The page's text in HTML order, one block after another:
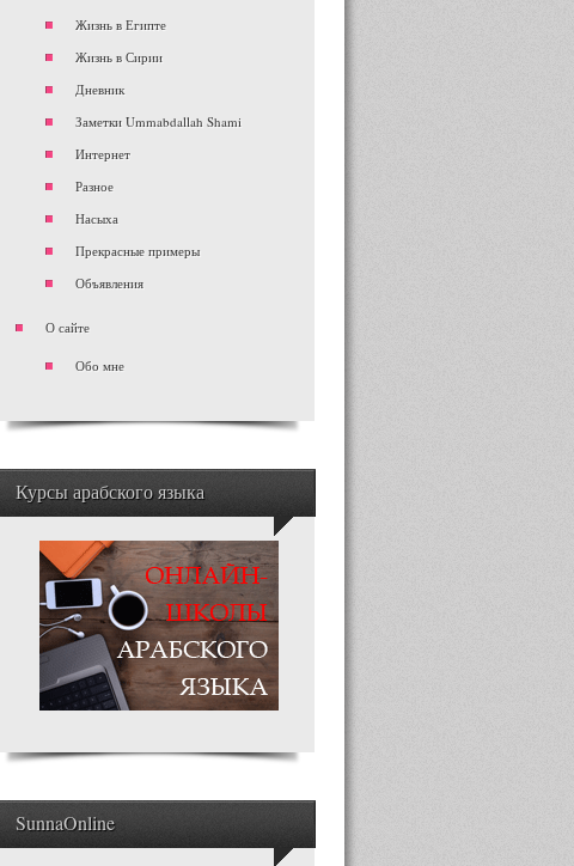
Жизнь в Египте
Жизнь в Сирии
Дневник
Заметки Ummabdallah Shami
Интернет
Разное
Насыха
Прекрасные примеры
Объявления
О сайте
Обо мне
Курсы арабского языка
SunnaOnline